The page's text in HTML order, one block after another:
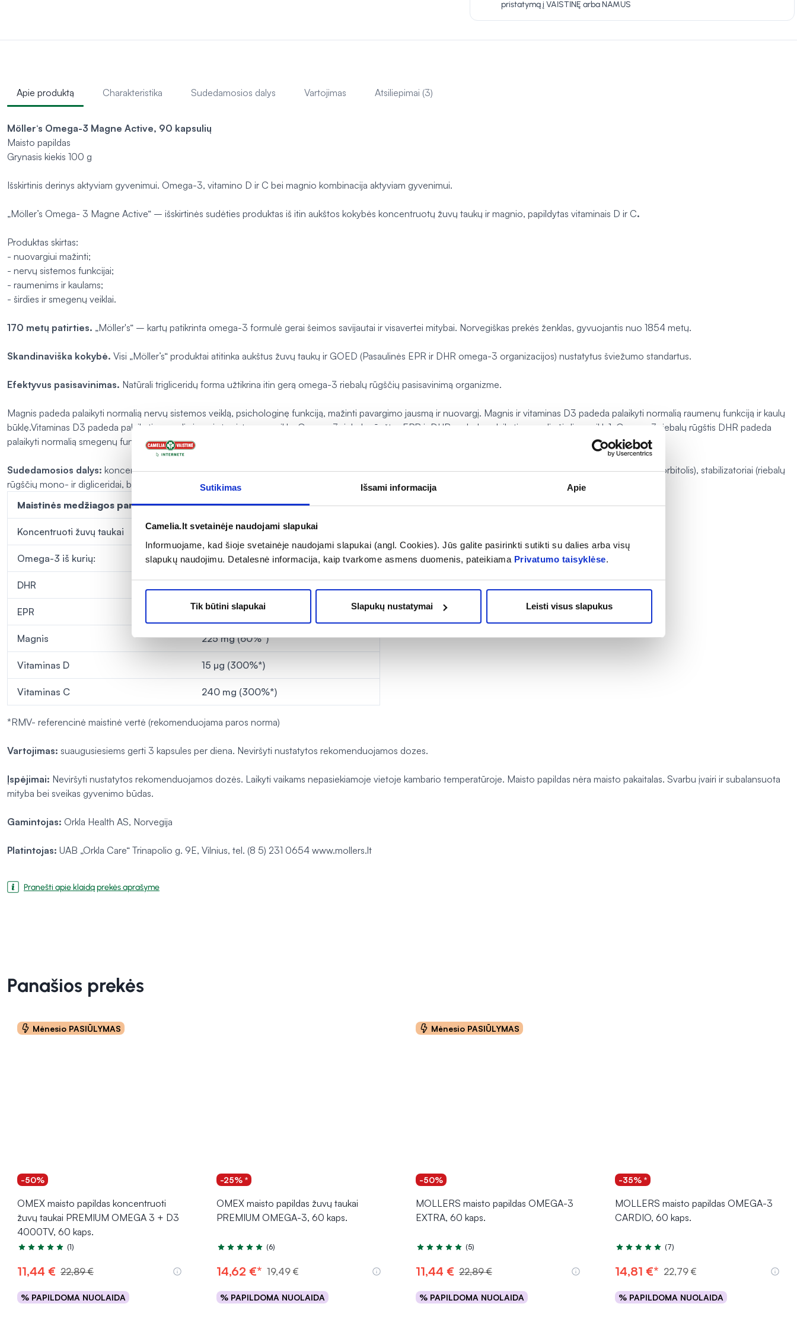
Sutikimas Išsami informacija Apie
Camelia.lt svetainėje naudojami slapukai
Informuojame, kad šioje svetainėje naudojami slapukai (angl. Cookies). Jūs galite pasirinkti sutikti su dalies arba visų
slapukų naudojimu. Detalesnė informacija, kaip tvarkome asmens duomenis, pateikiama Privatumo taisyklėse.
Tik būtini slapukai Slapukų nustatymai Leisti visus slapukus
pristatymą į VAISTINĘ arba NAMUS
Apie produktą Charakteristika Sudedamosios dalys Vartojimas Atsiliepimai (3)
Möller‘s Omega-3 Magne Active, 90 kapsulių
Maisto papildas
Grynasis kiekis 100 g
Išskirtinis derinys aktyviam gyvenimui. Omega-3, vitamino D ir C bei magnio kombinacija aktyviam gyvenimui.
„Möller’s Omega- 3 Magne Active“ – išskirtinės sudėties produktas iš itin aukštos kokybės koncentruotų žuvų taukų ir magnio, papildytas vitaminais D ir C.
Produktas skirtas:
- nuovargiui mažinti;
- nervų sistemos funkcijai;
- raumenims ir kaulams;
- širdies ir smegenų veiklai.
170 metų patirties. „Möller's“ – kartų patikrinta omega-3 formulė gerai šeimos savijautai ir visavertei mitybai. Norvegiškas prekės ženklas, gyvuojantis nuo 1854 metų.
Skandinaviška kokybė. Visi „Möller’s“ produktai atitinka aukštus žuvų taukų ir GOED (Pasaulinės EPR ir DHR omega-3 organizacijos) nustatytus šviežumo standartus.
Efektyvus pasisavinimas. Natūrali trigliceridų forma užtikrina itin gerą omega-3 riebalų rūgščių pasisavinimą organizme.
Magnis padeda palaikyti normalią nervų sistemos veiklą, psichologinę funkciją, mažinti pavargimo jausmą ir nuovargį. Magnis ir vitaminas D3 padeda palaikyti normalią raumenų funkciją ir kaulų
būklę.Vitaminas D3 padeda palaikyti normalią imuninės sistemos veiklą. Omega-3 riebalų rūgštys EPR ir DHR padeda palaikyti normalią širdies veiklą1. Omega-3 riebalų rūgštis DHR padeda
palaikyti normalią smegenų funkciją2. Teigiamas poveikis pasireiškia: 1 per parą suvartojant 250 mg EPR ir DHR, 2 per parą suvartojant 250 mg DHR.
Sudedamosios dalys: koncentruotižuvųtaukai, kapsulės medžiaga (želatina), magnio oksidas, L-askorbo rugštis (vit.C), drėgmę išlaikanti medžiaga (glicerolis, sorbitolis), stabilizatoriai (riebalų
rūgščių mono- ir digliceridai, bičių vaškas), emulsiklis (sojų lecitinas), dažikliai (chlorofilų vario kompleksas, titano dioksidas), cholekalciferolis (vitaminas D
Maistinės medžiagos paros dozėje (3 kapsulės)
Koncentruoti žuvų taukai 1740 mg
Omega-3 iš kurių: 1148 mg
DHR
EPR 557 mg
Magnis 225 mg (60%*)
Vitaminas D 15 µg (300%*)
Vitaminas C 240 mg (300%*)
*RMV- referencinė maistinė vertė (rekomenduojama paros norma)
Vartojimas: suaugusiesiems gerti 3 kapsules per diena. Neviršyti nustatytos rekomenduojamos dozes.
Įspėjimai: Neviršyti nustatytos rekomenduojamos dozės. Laikyti vaikams nepasiekiamoje vietoje kambario temperatūroje. Maisto papildas nėra maisto pakaitalas. Svarbu įvairi ir subalansuota
mityba bei sveikas gyvenimo būdas.
Gamintojas: Orkla Health AS, Norvegija
Platintojas: UAB „Orkla Care“ Trinapolio g. 9E, Vilnius, tel. (8 5) 231 0654 www.mollers.lt
Pranešti apie klaidą prekės aprašyme
Panašios prekės
Mėnesio PASIŪLYMAS
-50%
OMEX maisto papildas koncentruoti
žuvų taukai PREMIUM OMEGA 3 + D3
4000TV, 60 kaps.
Įvertinimas 5.0 iš 5
(1)
11,44 € 22,89 €
% PAPILDOMA NUOLAIDA
Į krepšelį
-25% *
OMEX maisto papildas žuvų taukai
PREMIUM OMEGA-3, 60 kaps.
Įvertinimas 5.0 iš 5
(6)
14,62 €* 19,49 €
% PAPILDOMA NUOLAIDA
Į krepšelį
Mėnesio PASIŪLYMAS
-50%
MOLLERS maisto papildas OMEGA-3
EXTRA, 60 kaps.
Įvertinimas 5.0 iš 5
(5)
11,44 € 22,89 €
% PAPILDOMA NUOLAIDA
Į krepšelį
-35% *
MOLLERS maisto papildas OMEGA-3
CARDIO, 60 kaps.
Įvertinimas 5.0 iš 5
(7)
14,81 €* 22,79 €
% PAPILDOMA NUOLAIDA
Į krepšelį